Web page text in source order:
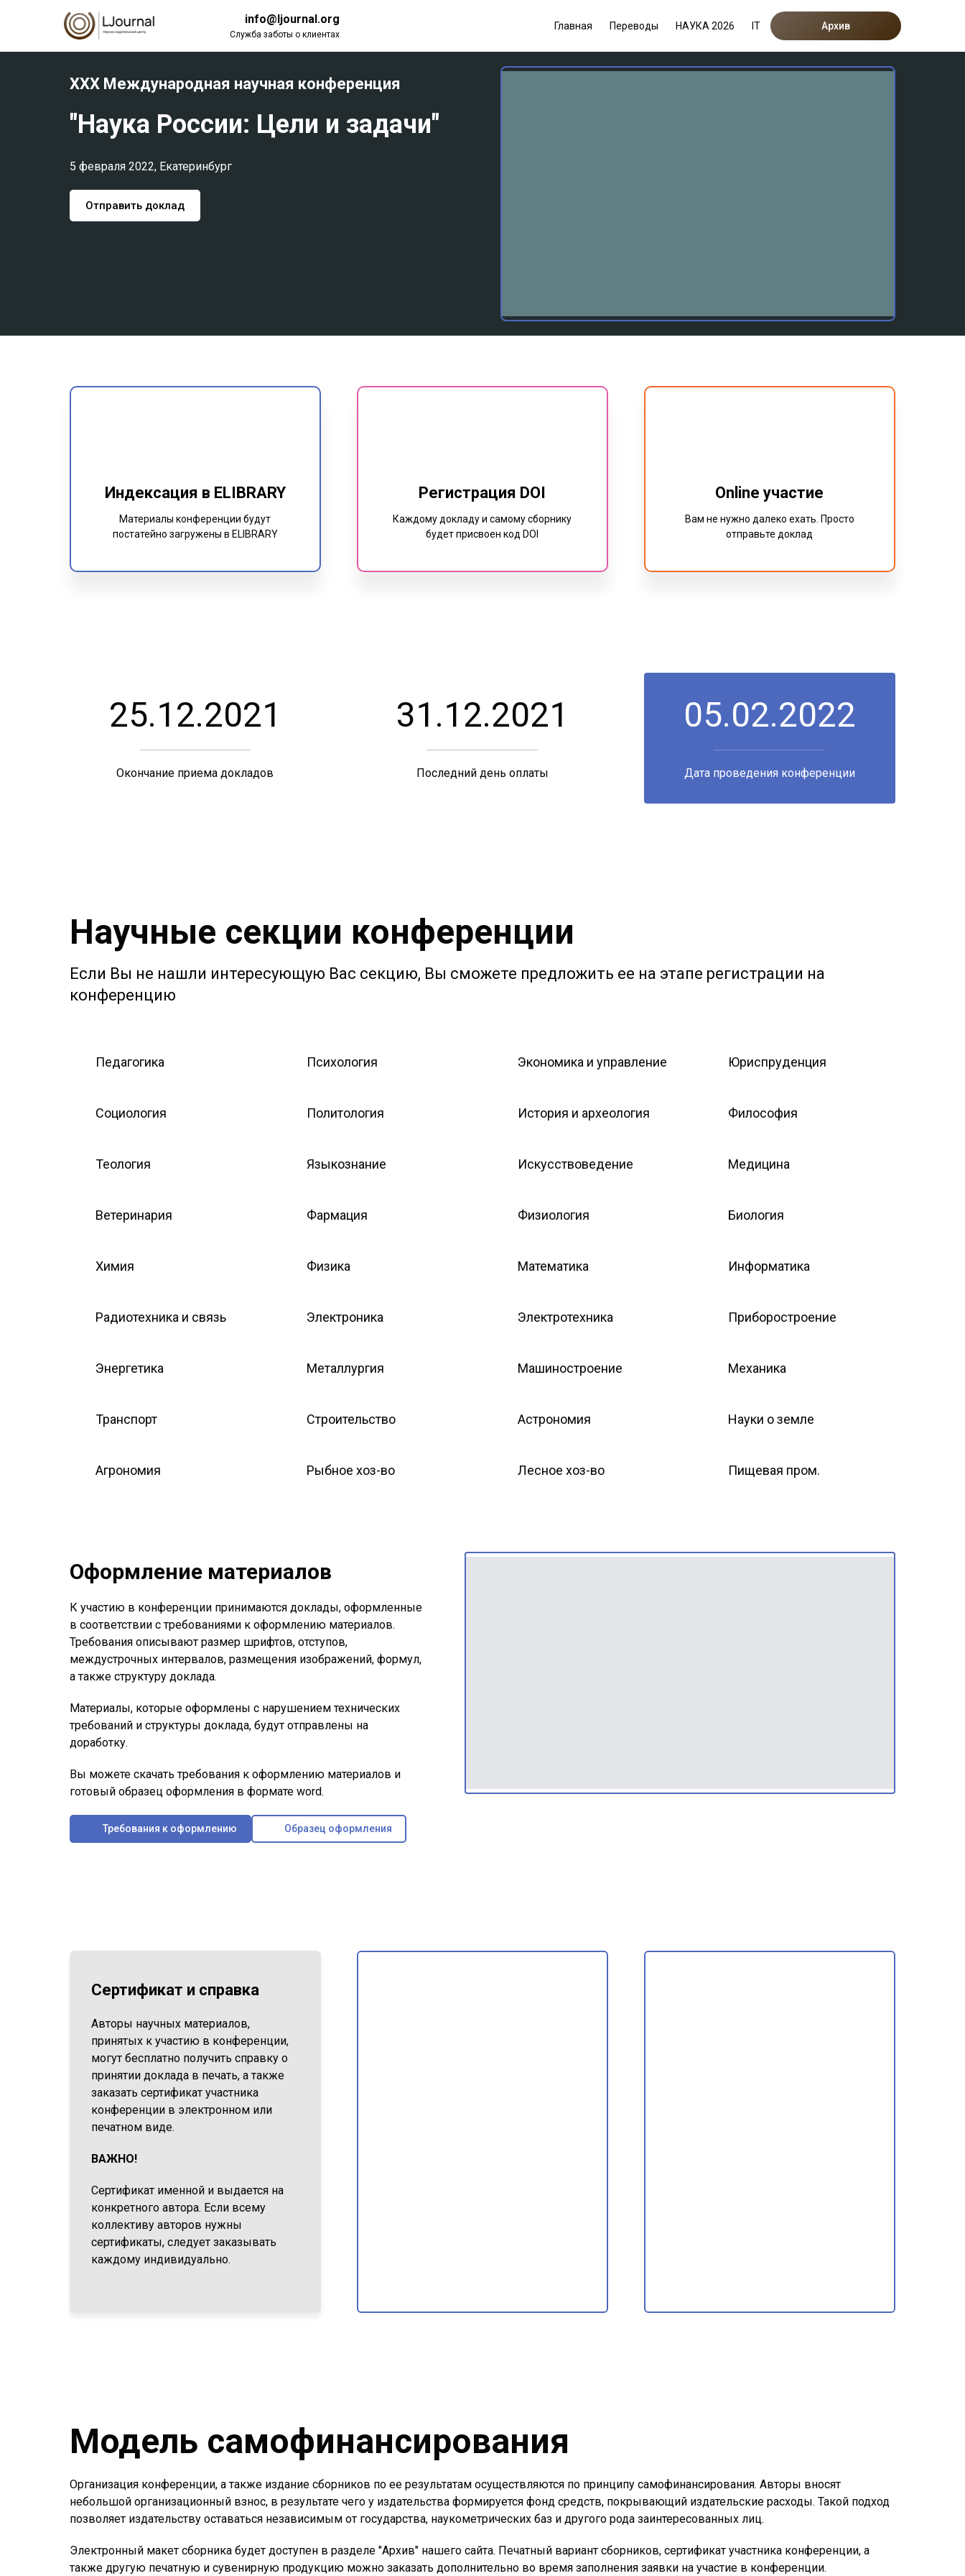
info@ljournal.org
Служба заботы о клиентах
Главная Переводы НАУКА 2026 IT Архив
XXX Международная научная конференция
"Наука России: Цели и задачи"
5 февраля 2022, Екатеринбург
Отправить доклад
Индексация в ELIBRARY
Материалы конференции будут
постатейно загружены в ELIBRARY
Регистрация DOI
Каждому докладу и самому сборнику
будет присвоен код DOI
Online участие
Вам не нужно далеко ехать. Просто
отправьте доклад
25.12.2021
Окончание приема докладов
31.12.2021
Последний день оплаты
05.02.2022
Дата проведения конференции
Научные секции конференции
Если Вы не нашли интересующую Вас секцию, Вы сможете предложить ее на этапе регистрации на
конференцию
Педагогика Психология Экономика и управление Юриспруденция
Социология Политология История и археология Философия
Теология Языкознание Искусствоведение Медицина
Ветеринария Фармация Физиология Биология
Химия Физика Математика Информатика
Радиотехника и связь Электроника Электротехника Приборостроение
Энергетика Металлургия Машиностроение Механика
Транспорт Строительство Астрономия Науки о земле
Агрономия Рыбное хоз-во Лесное хоз-во Пищевая пром.
Оформление материалов
К участию в конференции принимаются доклады, оформленные
в соответствии с требованиями к оформлению материалов.
Требования описывают размер шрифтов, отступов,
междустрочных интервалов, размещения изображений, формул,
а также структуру доклада.
Материалы, которые оформлены с нарушением технических
требований и структуры доклада, будут отправлены на
доработку.
Вы можете скачать требования к оформлению материалов и
готовый образец оформления в формате word.
Требования к оформлению Образец оформления
Сертификат и справка
Авторы научных материалов,
принятых к участию в конференции,
могут бесплатно получить справку о
принятии доклада в печать, а также
заказать сертификат участника
конференции в электронном или
печатном виде.
ВАЖНО!
Сертификат именной и выдается на
конкретного автора. Если всему
коллективу авторов нужны
сертификаты, следует заказывать
каждому индивидуально.
Модель самофинансирования
Организация конференции, а также издание сборников по ее результатам осуществляются по принципу самофинансирования. Авторы вносят
небольшой организационный взнос, в результате чего у издательства формируется фонд средств, покрывающий издательские расходы. Такой подход
позволяет издательству оставаться независимым от государства, наукометрических баз и другого рода заинтересованных лиц.
Электронный макет сборника будет доступен в разделе "Архив" нашего сайта. Печатный вариант сборников, сертификат участника конференции, а
также другую печатную и сувенирную продукцию можно заказать дополнительно во время заполнения заявки на участие в конференции.